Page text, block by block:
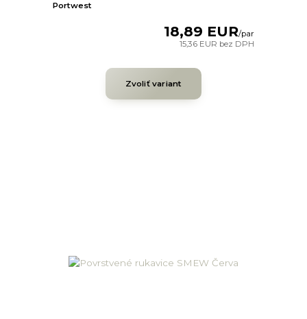
Portwest
18,89 EUR/par
15,36 EUR bez DPH
Zvoliť variant